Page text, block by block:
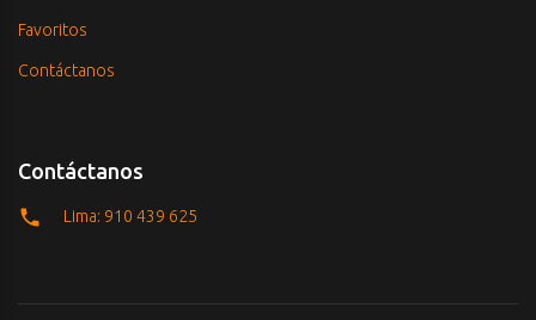
Favoritos
Contáctanos
Contáctanos
Lima: 910 439 625